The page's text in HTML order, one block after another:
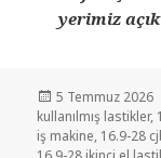
yerimiz
Yayın
tarihi
5 Temmuz 2026
kullanılmış lastikler,
iş makine, 16.9-28